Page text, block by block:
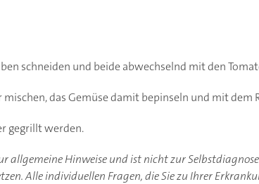
schneiden und beide abwechselnd mit den
das Gemüse damit bepinseln und mit dem
gegrillt werden.
allgemeine Hinweise und ist nicht zur
Alle individuellen Fragen, die Sie zu Ihrer